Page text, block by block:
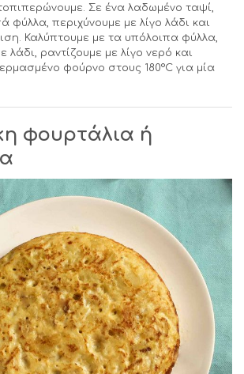
Σε ένα λαδωμένο ταψί,
φύλλα, περιχύνουμε με λίγο λάδι και
Καλύπτουμε με τα υπόλοιπα φύλλα,
λάδι, ραντίζουμε με λίγο νερό και
φούρνο στους 180°C για μία
φουρτάλια ή